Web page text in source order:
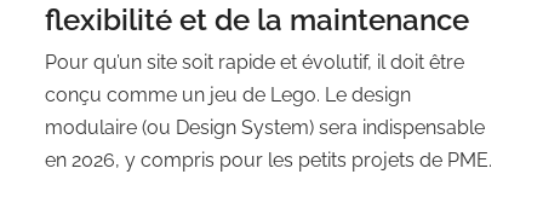
flexibilité et de la maintenance
Pour qu’un site soit rapide et évolutif, il doit être
conçu comme un jeu de Lego. Le design
modulaire (ou Design System) sera indispensable
en 2026, y compris pour les petits projets de PME.